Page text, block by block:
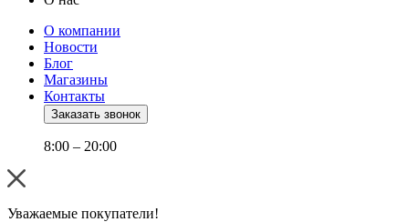
О компании
Новости
Блог
Магазины
Контакты
Заказать звонок
8:00 – 20:00
Уважаемые покупатели!